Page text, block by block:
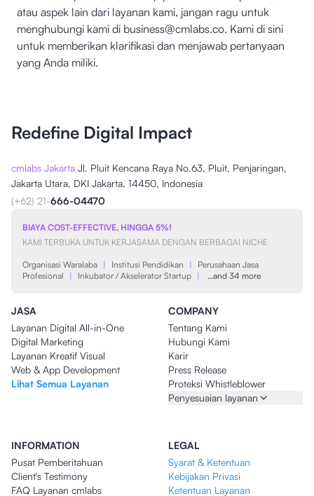
atau aspek lain dari layanan kami, jangan ragu untuk
menghubungi kami di business@cmlabs.co. Kami di sini
untuk memberikan klarifikasi dan menjawab pertanyaan
yang Anda miliki.
Redefine Digital Impact
cmlabs Jakarta Jl. Pluit Kencana Raya No.63, Pluit, Penjaringan,
Jakarta Utara, DKI Jakarta, 14450, Indonesia
(+62) 21-666-04470
BIAYA COST-EFFECTIVE, HINGGA 5%!
KAMI TERBUKA UNTUK KERJASAMA DENGAN BERBAGAI NICHE
Organisasi Waralaba | Institusi Pendidikan |
Perusahaan Jasa
Profesional
| Inkubator / Akselerator Startup | …and 34 more
JASA
Layanan Digital All-in-One
Digital Marketing
Layanan Kreatif Visual
Web & App Development
Lihat Semua Layanan
COMPANY
Tentang Kami
Hubungi Kami
Karir
Press Release
Proteksi Whistleblower
Penyesuaian layanan
INFORMATION
Pusat Pemberitahuan
Client's Testimony
FAQ Layanan cmlabs
LEGAL
Syarat & Ketentuan
Kebijakan Privasi
Ketentuan Layanan